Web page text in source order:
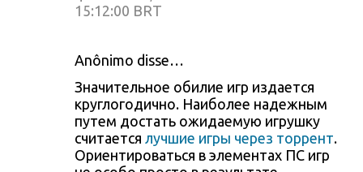
15:12:00 BRT
Anônimo disse…
Значительное обилие игр издается
круглогодично. Наиболее надежным
путем достать ожидаемую игрушку
считается лучшие игры через торрент.
Ориентироваться в элементах ПС игр